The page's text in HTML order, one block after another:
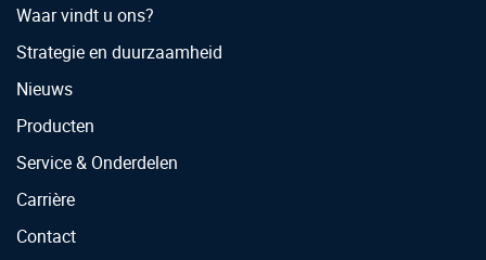
Waar vindt u ons?
Strategie en duurzaamheid
Nieuws
Producten
Service & Onderdelen
Carrière
Contact